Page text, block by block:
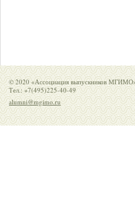
© 2020 «Ассоциация выпускников
Тел.: +7(495)225-40-49
alumni@mgimo.ru